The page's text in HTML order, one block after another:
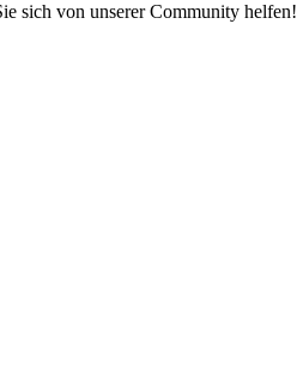
sich von unserer Community helfen!